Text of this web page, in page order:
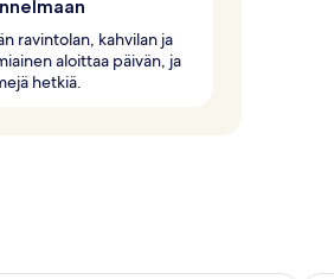
ravintolan, kahvilan ja
aloittaa päivän, ja
hetkiä.